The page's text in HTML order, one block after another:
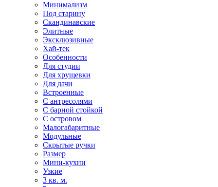
Минимализм
Под старину
Скандинавские
Элитные
Эксклюзивные
Хай-тек
Особенности
Для студии
Для хрущевки
Для дачи
Встроенные
С антресолями
С барной стойкой
С островом
Малогабаритные
Модульные
Скрытые ручки
Размер
Мини-кухни
Узкие
3 кв. м.